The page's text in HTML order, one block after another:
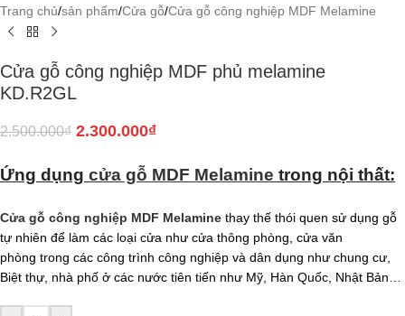
Trang chủ/sản phẩm/Cửa gỗ/Cửa gỗ công nghiệp MDF Melamine
Cửa gỗ công nghiệp MDF phủ melamine
KD.R2GL
2.500.000₫ 2.300.000₫
Ứng dụng cửa gỗ MDF Melamine trong nội thất:
Cửa gỗ công nghiệp MDF Melamine thay thế thói quen sử dụng gỗ
tự nhiên để làm các loại cửa như cửa thông phòng, cửa văn
phòng trong các công trình công nghiệp và dân dụng như chung cư,
Biệt thự, nhà phố ở các nước tiên tiến như Mỹ, Hàn Quốc, Nhật Bản…